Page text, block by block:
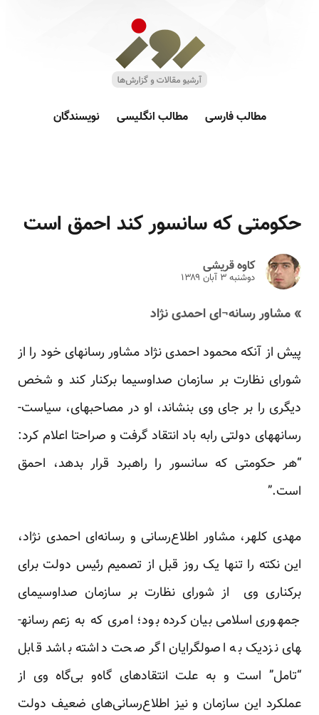
مطالب فارسی مطالب انگلیسی نویسندگان
حکومتی که سانسور کند احمق است
کاوه قریشی
دوشنبه ۳ آبان ۱۳۸۹
» مشاور رسانه¬ای احمدی نژاد
پیش از آنکه محمود احمدی نژاد مشاور رسانه­ای خود را از
شورای نظارت بر سازمان صداوسیما برکنار کند و شخص
دیگری را بر جای وی بنشاند، او در مصاحبه­ای، سیاست­
رسانه­های دولتی رابه باد انتقاد گرفت و صراحتا اعلام کرد:
“هر حکومتی که سانسور را راهبرد قرار بدهد، احمق
است.”
مهدی کلهر، مشاور اطلاع‌رسانی و رسانه‌ای احمدی نژاد،
این نکته را تنها یک روز قبل از تصمیم رئیس دولت برای
برکناری وی از شورای نظارت بر سازمان صداوسیمای
جمهوری اسلامی بیان کرده بود؛ امری که به زعم رسانه­
های نزدیک به اصولگرایان اگر صحت داشته باشد قابل
“تامل” است و به علت انتقادهای گاه‌و بی‌گاه وی از
عملکرد این سازمان و نیز اطلاع‌رسانی‌های ضعیف دولت